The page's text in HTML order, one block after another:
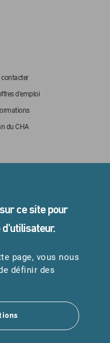
contacter
d'emploi
du CHA
ce site pour
page, vous nous
définir des